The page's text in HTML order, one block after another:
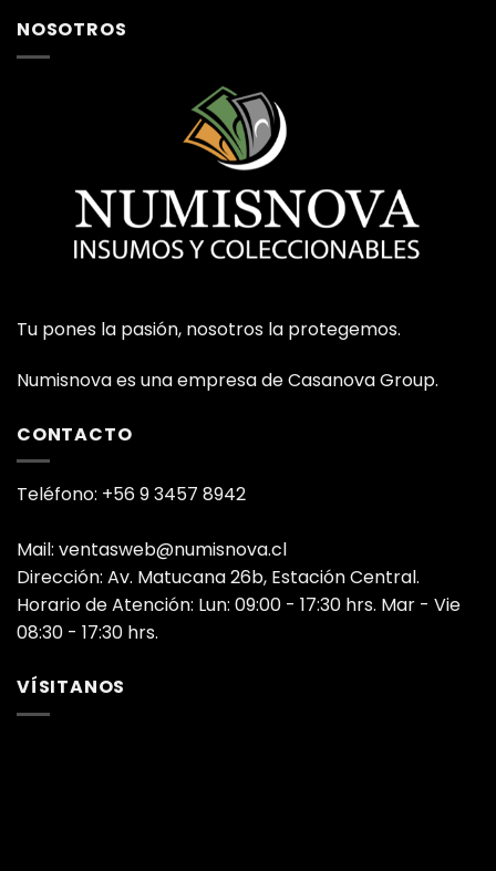
NOSOTROS
Tu pones la pasión, nosotros la protegemos.
Numisnova es una empresa de Casanova Group.
CONTACTO
Teléfono: +56 9 3457 8942
Mail: ventasweb@numisnova.cl
Dirección: Av. Matucana 26b, Estación Central.
Horario de Atención: Lun: 09:00 - 17:30 hrs. Mar - Vie
08:30 - 17:30 hrs.
VÍSITANOS